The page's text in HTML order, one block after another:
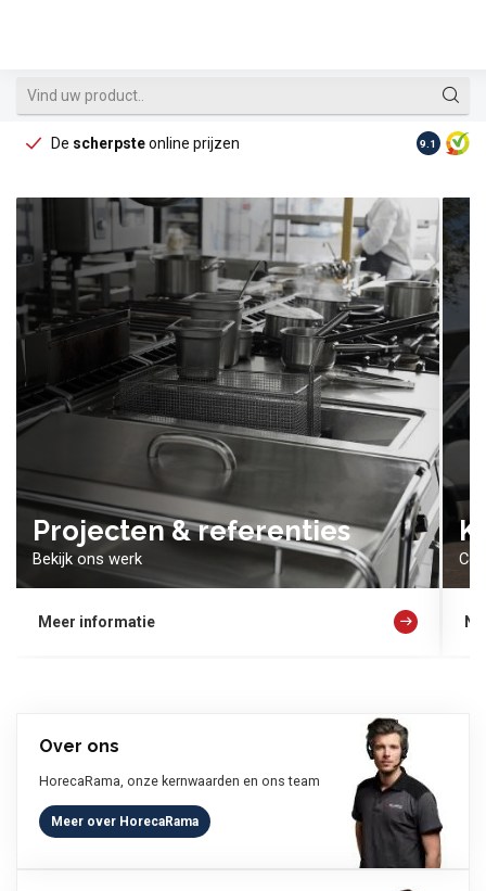
De scherpsteonline prijzen Op
9.1
Projecten & referenties
Bekijk ons werk
Meer informatie
Over ons
HorecaRama, onze kernwaarden en ons team
Meer over HorecaRama